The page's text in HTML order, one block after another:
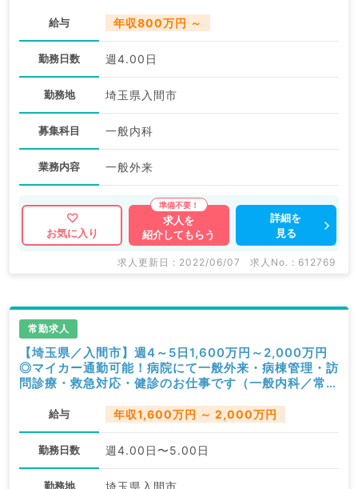
給与 年収800万円 ～
勤務日数 週4.00日
勤務地 埼玉県入間市
募集科目 一般内科
業務内容 一般外来
お気に入り
求人を
紹介してもらう
詳細を
見る
求人更新日 : 2022/06/07 求人No. : 612769
常勤求人
【埼玉県／入間市】週4～5日1,600万円～2,000万円
◎マイカー通勤可能！病院にて一般外来・病棟管理・訪
問診療・救急対応・健診のお仕事です（一般内科／常
給与 年収1,600万円 ～ 2,000万円
勤務日数 週4.00日〜5.00日
勤務地 埼玉県入間市